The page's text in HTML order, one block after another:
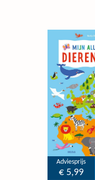
Adviesprijs
€ 5,99